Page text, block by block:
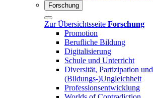
Forschung
Zur Übersichtsseite Forschung
Promotion
Berufliche Bildung
Digitalisierung
Schule und Unterricht
Diversität, Partizipation und
(Bildungs-)Ungleichheit
Professionsentwicklung